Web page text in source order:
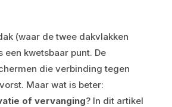
(waar de twee dakvlakken
een kwetsbaar punt. De
die verbinding tegen
Maar wat is beter:
of vervanging? In dit artikel